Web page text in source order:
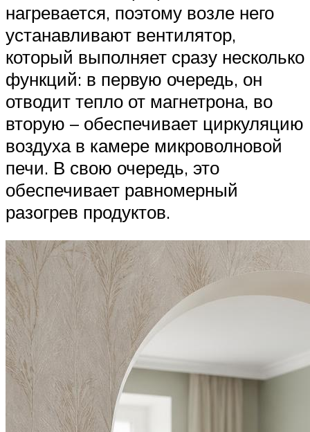
нагревается, поэтому возле него
устанавливают вентилятор,
который выполняет сразу несколько
функций: в первую очередь, он
отводит тепло от магнетрона, во
вторую – обеспечивает циркуляцию
воздуха в камере микроволновой
печи. В свою очередь, это
обеспечивает равномерный
разогрев продуктов.